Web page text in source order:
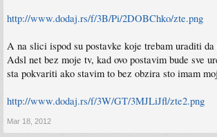
http://www.dodaj.rs/f/3B/Pi/2DOBChko/zte.png
A na slici ispod su postavke koje trebam uraditi
Adsl net bez moje tv, kad ovo postavim bude sve
sta pokvariti ako stavim to bez obzira sto imam
http://www.dodaj.rs/f/3W/GT/3MJLiJfl/zte2.png
Mar 18, 2012